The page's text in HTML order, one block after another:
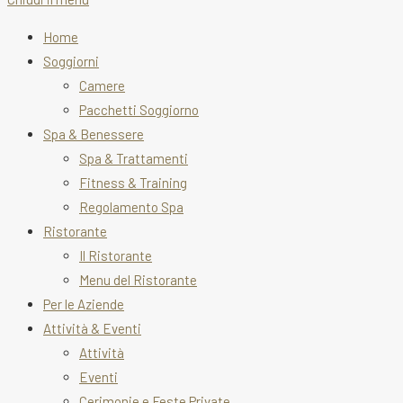
Home
Soggiorni
Camere
Pacchetti Soggiorno
Spa & Benessere
Spa & Trattamenti
Fitness & Training
Regolamento Spa
Ristorante
Il Ristorante
Menu del Ristorante
Per le Aziende
Attività & Eventi
Attività
Eventi